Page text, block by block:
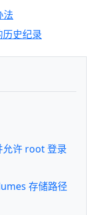
法
史纪录
许 root 登录
存储路径